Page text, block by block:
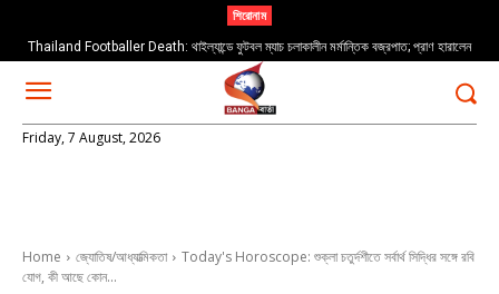
শিরোনাম
Thailand Footballer Death: থাইল্যান্ডে ফুটবল ম্যাচ চলাকালীন মর্মান্তিক বজ্রপাত; প্রাণ হারালেন
তরুণ ফুটবলার সাফওয়ান আওয়ে
Weather: আগামী ৩–৬ ঘণ্টার মধ্যে বজ্রবিদ্যুৎ-সহ বৃষ্টিপাতের সম্ভাবনা
Friday, 7 August, 2026
Home জ্যোতিষ/আধ্যাত্মিকতা
Today's Horoscope: শুক্লা চতুর্দশীতে সর্বার্থ সিদ্ধির সঙ্গে রবি
যোগ, কী আছে কোন...